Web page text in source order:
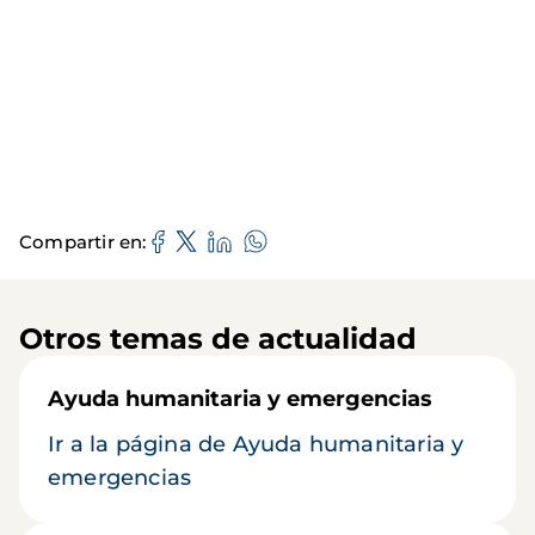
Compartir en
Otros temas de actualidad
Ayuda humanitaria y emergencias
Ir a la página de Ayuda humanitaria y
emergencias